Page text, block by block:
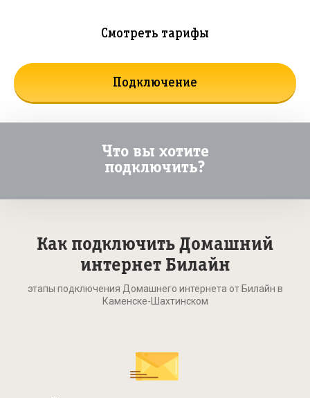
Смотреть тарифы
Подключение
Что вы хотите
подключить?
Как подключить Домашний
интернет Билайн
этапы подключения Домашнего интернета от Билайн в
Каменске-Шахтинском